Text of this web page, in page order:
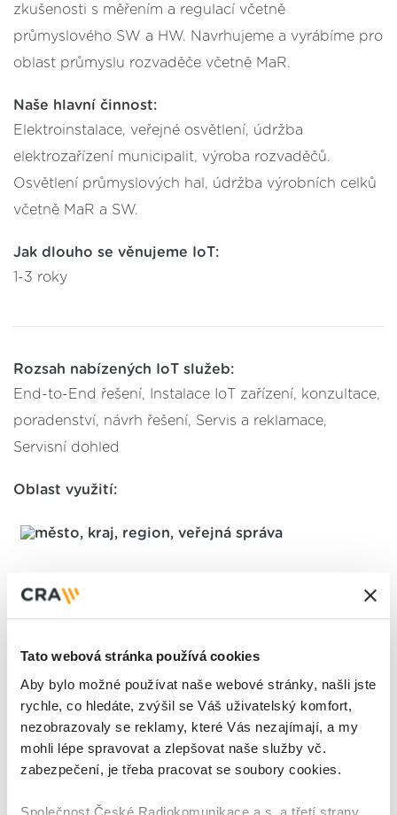
Tato webová stránka používá cookies
Aby bylo možné používat naše webové stránky, našli jste
rychle, co hledáte, zvýšil se Váš uživatelský komfort,
nezobrazovaly se reklamy, které Vás nezajímají, a my
mohli lépe spravovat a zlepšovat naše služby vč.
zabezpečení, je třeba pracovat se soubory cookies.
Společnost České Radiokomunikace a.s. a třetí strany,
zkušenosti s měřením a regulací včetně
průmyslového SW a HW. Navrhujeme a vyrábíme pro
oblast průmyslu rozvaděče včetně MaR.
Naše hlavní činnost:
Elektroinstalace, veřejné osvětlení, údržba
elektrozařízení municipalit, výroba rozvaděčů.
Osvětlení průmyslových hal, údržba výrobních celků
včetně MaR a SW.
Jak dlouho se věnujeme IoT:
1-3 roky
Rozsah nabízených IoT služeb:
End-to-End řešení, Instalace IoT zařízení, konzultace,
poradenství, návrh řešení, Servis a reklamace,
Servisní dohled
Oblast využití: